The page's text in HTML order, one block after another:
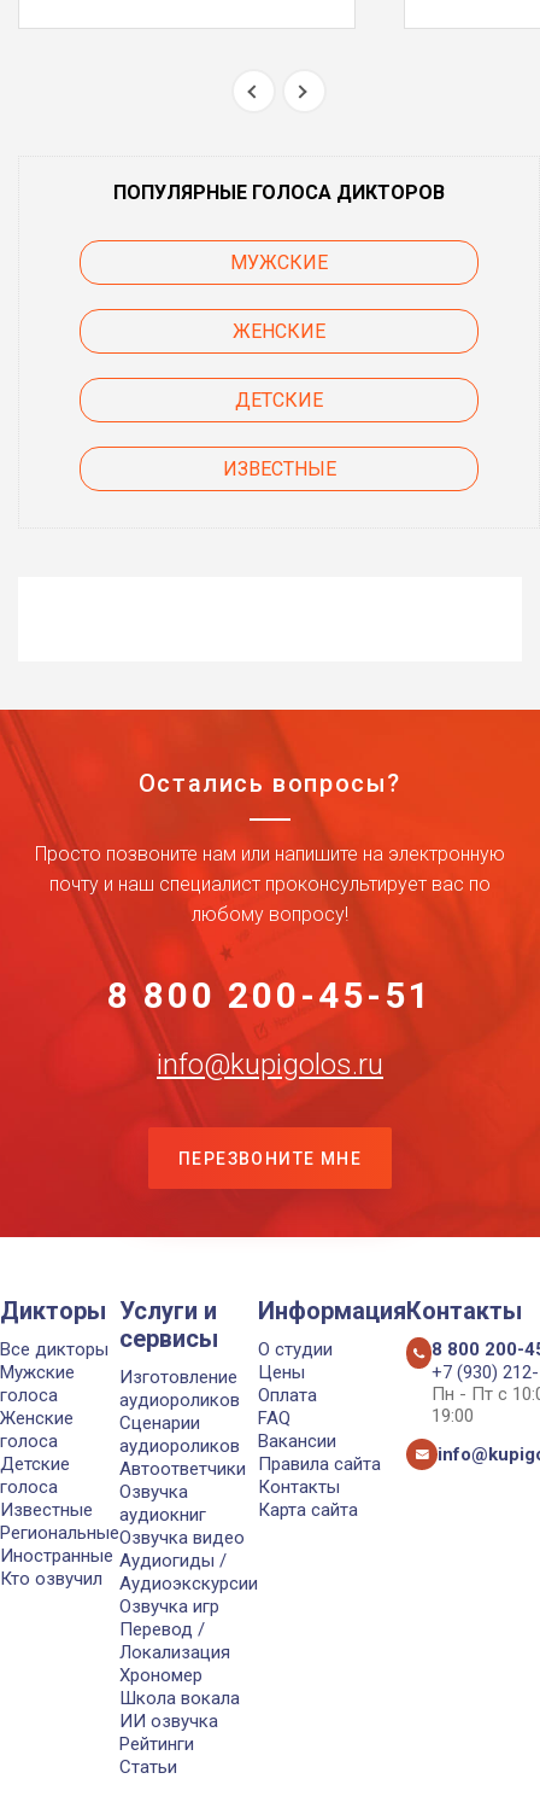
ПОПУЛЯРНЫЕ ГОЛОСА ДИКТОРОВ
МУЖСКИЕ
ЖЕНСКИЕ
ДЕТСКИЕ
ИЗВЕСТНЫЕ
Остались вопросы?
Просто позвоните нам или напишите на электронную
почту и наш специалист проконсультирует вас по
любому вопросу!
8 800 200-45-51
info@kupigolos.ru
ПЕРЕЗВОНИТЕ МНЕ
Дикторы
Все дикторы
Мужские
голоса
Женские
голоса
Детские
голоса
Известные
Региональные
Иностранные
Кто озвучил
Услуги и
сервисы
Изготовление
аудиороликов
Сценарии
аудиороликов
Автоответчики
Озвучка
аудиокниг
Озвучка видео
Аудиогиды /
Аудиоэкскурсии
Озвучка игр
Перевод /
Локализация
Хрономер
Школа вокала
ИИ озвучка
Рейтинги
Статьи
Информация
О студии
Цены
Оплата
FAQ
Вакансии
Правила сайта
Контакты
Карта сайта
Контакты
8 800 200-
+7 (930)
Пн - Пт с
19:00